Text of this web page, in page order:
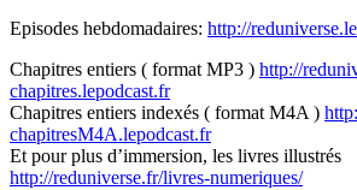
Episodes hebdomadaires: http://
Chapitres entiers ( format MP3 ) http://
chapitres.lepodcast.fr
Chapitres entiers indexés ( format M4A )
chapitresM4A.lepodcast.fr
Et pour plus d’immersion, les livres illustrés
http://reduniverse.fr/livres-numeriques/